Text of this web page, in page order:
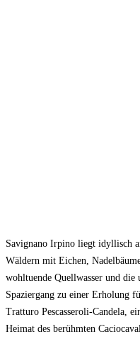
Savignano Irpino liegt idyllisch
Wäldern mit Eichen,
wohltuende Quellwasser und die
Spaziergang zu einer Erholung
Tratturo Pescasseroli-Candela,
Heimat des berühmten